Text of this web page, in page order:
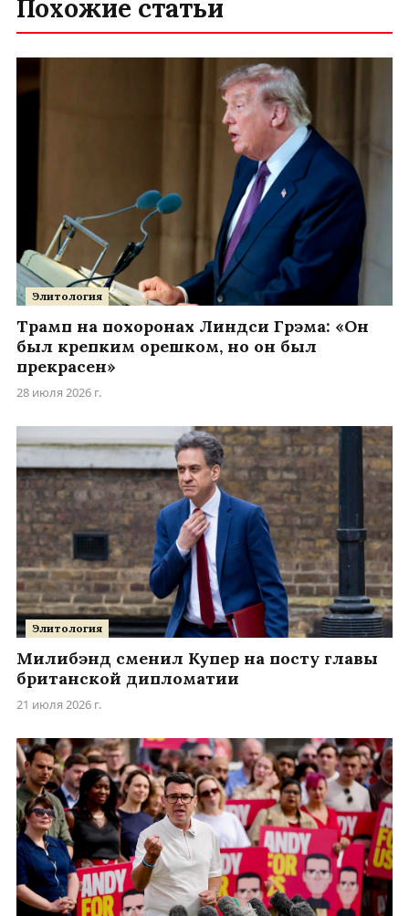
Похожие статьи
Элитология
Трамп на похоронах Линдси Грэма: «Он
был крепким орешком, но он был
прекрасен»
28 июля 2026 г.
Элитология
Милибэнд сменил Купер на посту главы
британской дипломатии
21 июля 2026 г.